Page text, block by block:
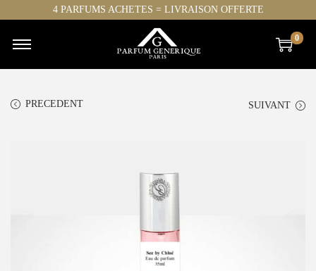
4 PARFUMS ACHETES = LIVRAISON OFFERTE
0
PRECEDENT SUIVANT